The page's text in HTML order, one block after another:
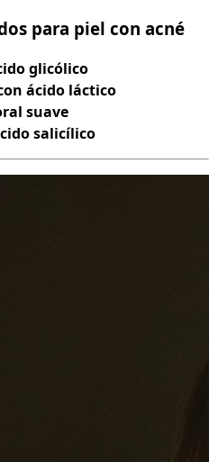
para piel con acné
glicólico
ácido láctico
suave
salicílico